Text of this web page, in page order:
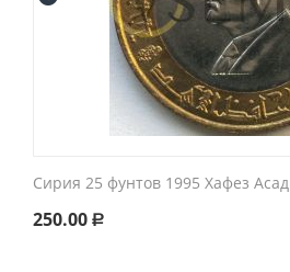
Сирия 25 фунтов 1995 Хафез Асад
250.00 Р